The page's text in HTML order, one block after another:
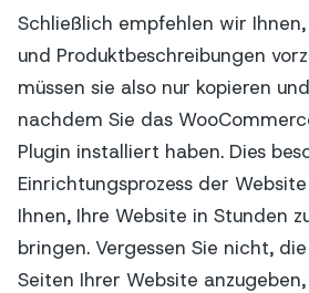
Schließlich empfehlen wir
und Produktbeschreibungen
müssen sie also nur kopieren
nachdem Sie das
Plugin installiert haben. Dies
Einrichtungsprozess der
Ihnen, Ihre Website in Stunden
bringen. Vergessen Sie nicht,
Seiten Ihrer Website